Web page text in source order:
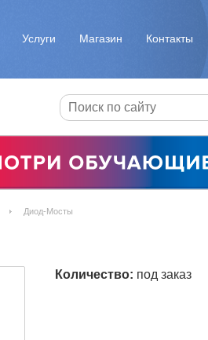
Услуги Магазин Контакты
Диод-Мосты
Количество: под заказ